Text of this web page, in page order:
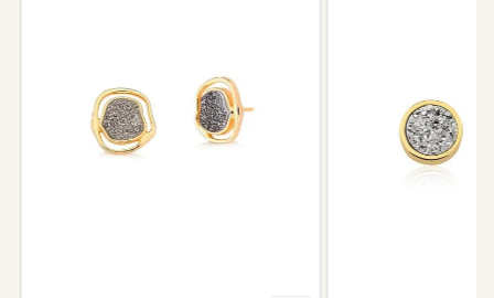
o serviço de conserto após o período de garantia. Sua joia será
enviada novamente para a fábrica, e será cobrado apenas o
valor de custo do conserto e do frete.
Informe-se conosco sobre estes custos e sobre o prazo de